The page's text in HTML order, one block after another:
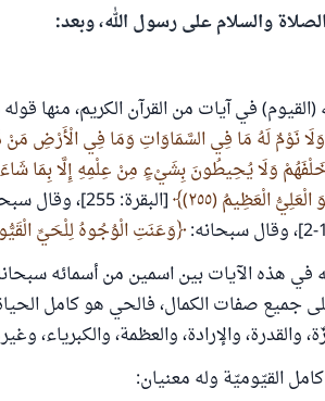
والسلام على رسول الله، وبعد:
(القيوم) في آيات من القرآن الكريم، منها
نَوْمٌ لَهُ مَا فِي السَّمَاوَاتِ وَمَا فِي الْأَرْضِ مَنْ
وَلَا يُحِيطُونَ بِشَيْءٍ مِنْ عِلْمِهِ إِلَّا بِمَا
الْعَظِيمُ (٢٥٥)
[البقرة: 255]، وقال سبحانه:
وَعَنَتِ الْوُجُوهُ لِلْحَيِّ
في هذه الآيات بين اسمين من أسمائه
جميع صفات الكمال، فالحي هو كامل
والقدرة، والإرادة، والعظمة،
القيّوميّة وله معنيان: